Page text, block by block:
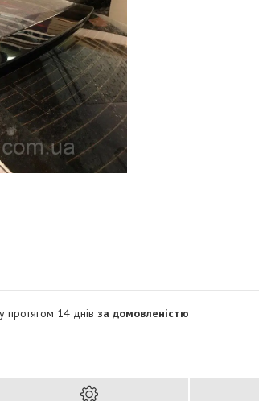
протягом 14 днів за домовленістю